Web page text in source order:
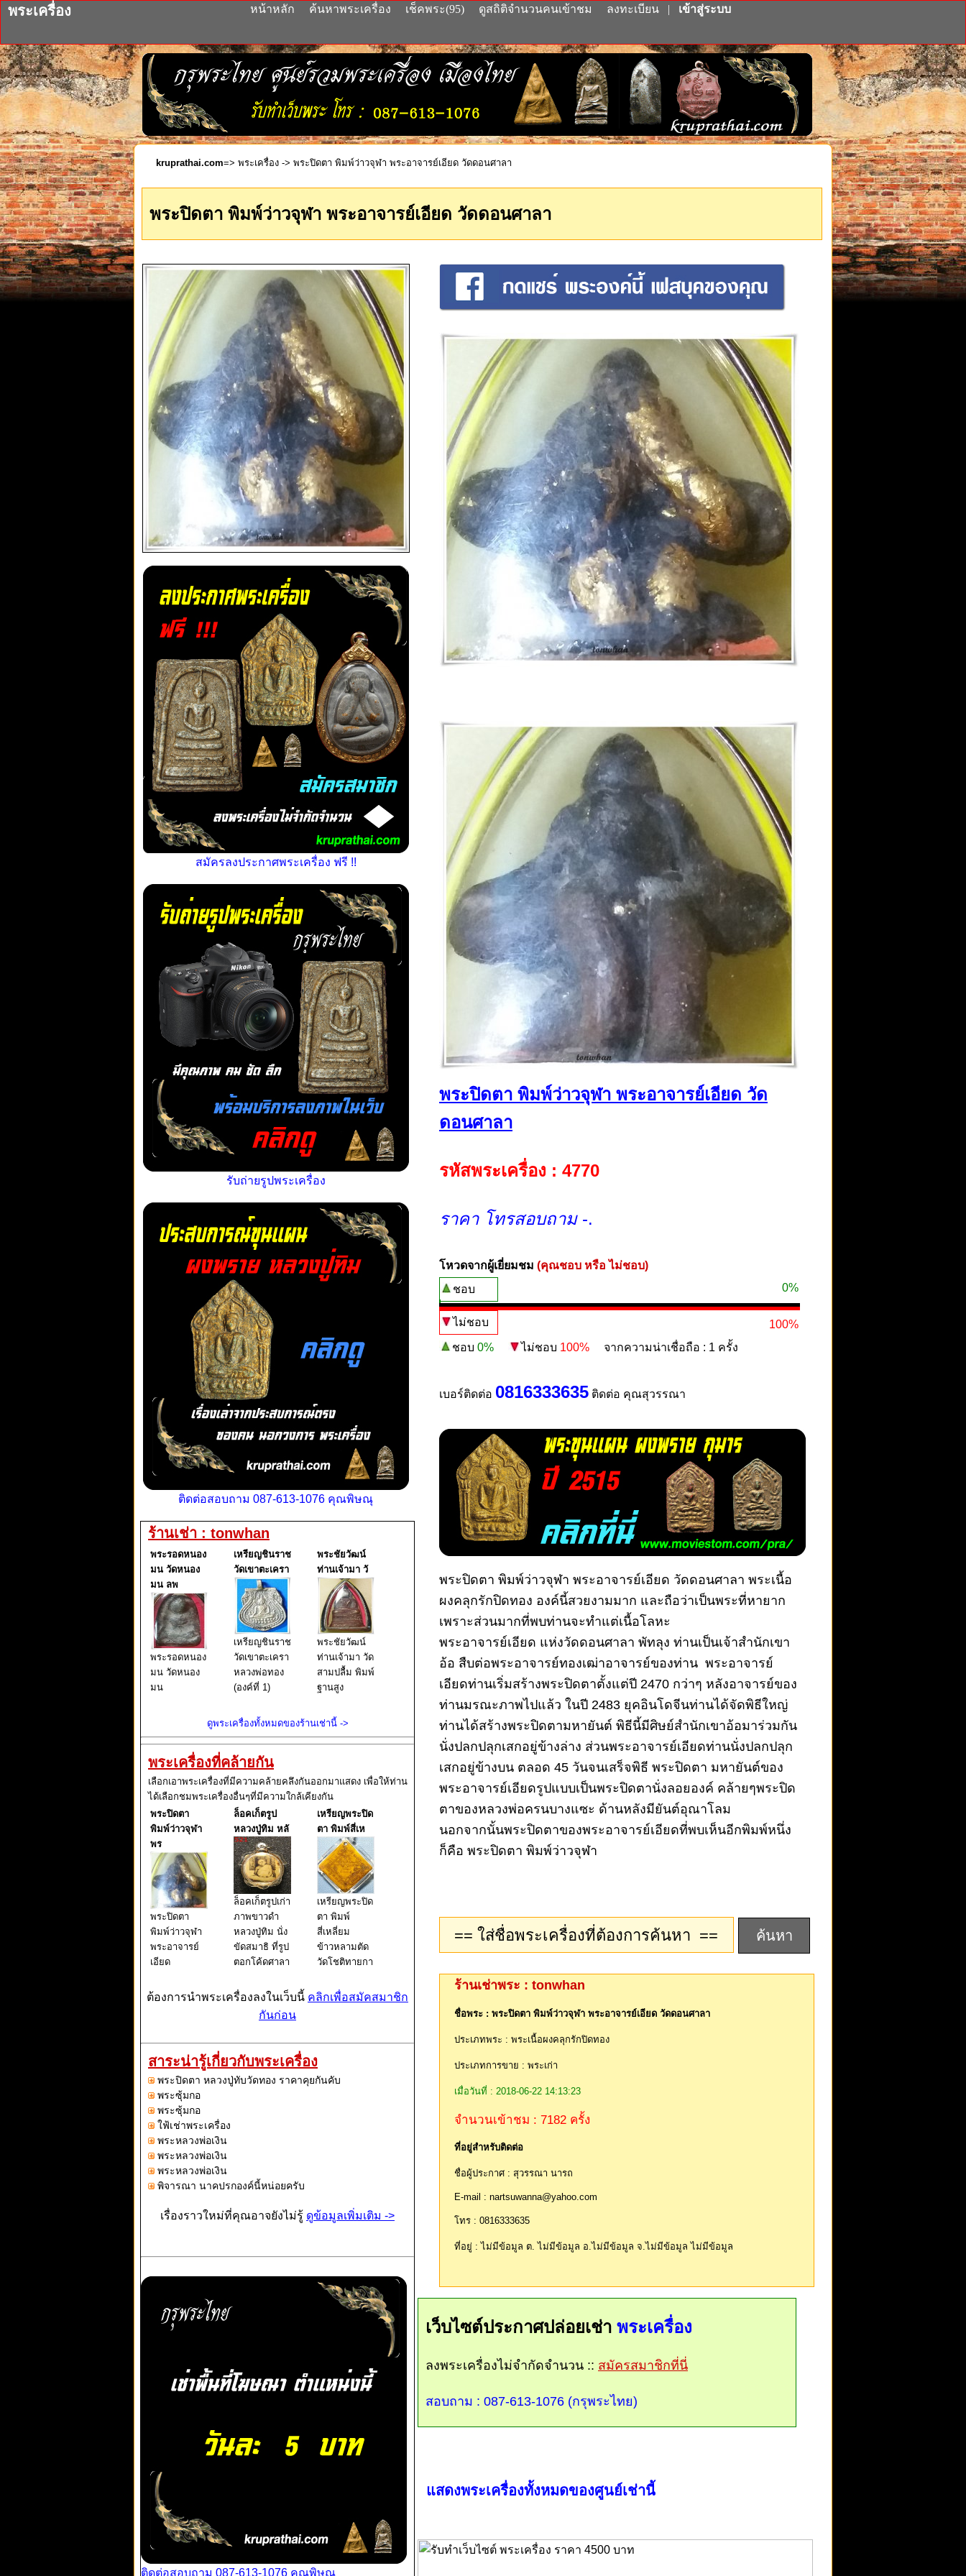
พระเครื่อง หน้าหลัก ค้นหาพระเครื่อง เช็คพระ(95) ดูสถิติจำนวนคนเข้าชม ลงทะเบียน | เข้าสู่ระบบ
kruprathai.com=> พระเครื่อง -> พระปิดตา พิมพ์ว่าวจุฬา พระอาจารย์เอียด วัดดอนศาลา
พระปิดตา พิมพ์ว่าวจุฬา พระอาจารย์เอียด วัดดอนศาลา
สมัครลงประกาศพระเครื่อง ฟรี !!
รับถ่ายรูปพระเครื่อง
ติดต่อสอบถาม 087-613-1076 คุณพิษณุ
ร้านเช่า : tonwhan
พระรอดหนอง
มน วัดหนอง
มน ลพ
พระรอดหนอง
มน วัดหนอง
มน
เหรียญชินราช
วัดเขาตะเครา
เหรียญชินราช
วัดเขาตะเครา
หลวงพ่อทอง
(องค์ที่ 1)
พระชัยวัฒน์
ท่านเจ้ามา วั
พระชัยวัฒน์
ท่านเจ้ามา วัด
สามปลื้ม พิมพ์
ฐานสูง
ดูพระเครื่องทั้งหมดของร้านเช่านี้ ->
พระเครื่องที่คล้ายกัน
เลือกเอาพระเครื่องที่มีความคล้ายคลึงกันออกมาแสดง เพื่อให้ท่าน
ได้เลือกชมพระเครื่องอื่นๆที่มีความใกล้เคียงกัน
พระปิดตา
พิมพ์ว่าวจุฬา
พร
พระปิดตา
พิมพ์ว่าวจุฬา
พระอาจารย์
เอียด
ล็อคเก็ตรูป
หลวงปู่ทิม หลั
ล็อคเก็ตรูปเก่า
ภาพขาวดำ
หลวงปู่ทิม นั่ง
ขัดสมาธิ ที่รูป
ตอกโค้ดศาลา
หารไร่ โดย
ล็อคเก็ตและ
รูปถูกทำให้
เวลานำมา
ห้อยคอหรือ
บูชาก็จะทำ
เหรียญพระปิด
ตา พิมพ์สี่เห
เหรียญพระปิด
ตา พิมพ์
สี่เหลี่ยม
ข้าวหลามตัด
วัดโชติทายกา
ต้องการนำพระเครื่องลงในเว็บนี้ คลิกเพื่อสมัคสมาชิก
กันก่อน
สาระน่ารู้เกี่ยวกับพระเครื่อง
พระปิดตา หลวงปู่ทับวัดทอง ราคาคุยกันคับ
พระซุ้มกอ
พระซุ้มกอ
ใฟ้เช่าพระเครื่อง
พระหลวงพ่อเงิน
พระหลวงพ่อเงิน
พระหลวงพ่อเงิน
พิจารณา นาคปรกองค์นี้หน่อยครับ
เรื่องราวใหม่ที่คุณอาจยังไม่รู้ ดูข้อมูลเพิ่มเติม ->
ติดต่อสอบถาม 087-613-1076 คุณพิษณุ
พระปิดตา พิมพ์ว่าวจุฬา พระอาจารย์เอียด วัด
ดอนศาลา
รหัสพระเครื่อง : 4770
ราคา โทรสอบถาม-.
โหวดจากผู้เยี่ยมชม (คุณชอบ หรือ ไม่ชอบ)
ชอบ
0%
ไม่ชอบ
100%
ชอบ 0% ไม่ชอบ 100% จากความน่าเชื่อถือ : 1 ครั้ง
เบอร์ติดต่อ 0816333635 ติดต่อ คุณสุวรรณา
พระปิดตา พิมพ์ว่าวจุฬา พระอาจารย์เอียด วัดดอนศาลา พระเนื้อ
ผงคลุกรักปิดทอง องค์นี้สวยงามมาก และถือว่าเป็นพระที่หายาก
เพราะส่วนมากที่พบท่านจะทำแต่เนื้อโลหะ
พระอาจารย์เอียด แห่งวัดดอนศาลา พัทลุง ท่านเป็นเจ้าสำนักเขา
อ้อ สืบต่อพระอาจารย์ทองเฒ่าอาจารย์ของท่าน พระอาจารย์
เอียดท่านเริ่มสร้างพระปิดตาตั้งแต่ปี 2470 กว่าๆ หลังอาจารย์ของ
ท่านมรณะภาพไปแล้ว ในปี 2483 ยุคอินโดจีนท่านได้จัดพิธีใหญ่
ท่านได้สร้างพระปิดตามหายันต์ พิธีนี้มีศิษย์สำนักเขาอ้อมาร่วมกัน
นั่งปลกปลุกเสกอยู่ข้างล่าง ส่วนพระอาจารย์เอียดท่านนั่งปลกปลุก
เสกอยู่ข้างบน ตลอด 45 วันจนเสร็จพิธี พระปิดตา มหายันต์ของ
พระอาจารย์เอียดรูปแบบเป็นพระปิดตานั่งลอยองค์ คล้ายๆพระปิด
ตาของหลวงพ่อครนบางแซะ ด้านหลังมียันต์อุณาโลม
นอกจากนั้นพระปิดตาของพระอาจารย์เอียดที่พบเห็นอีกพิมพ์หนึ่ง
ก็คือ พระปิดตา พิมพ์ว่าวจุฬา
ร้านเช่าพระ : tonwhan
ชื่อพระ : พระปิดตา พิมพ์ว่าวจุฬา พระอาจารย์เอียด วัดดอนศาลา
ประเภทพระ : พระเนื้อผงคลุกรักปิดทอง
ประเภทการขาย : พระเก่า
เมื่อวันที่ : 2018-06-22 14:13:23
จำนวนเข้าชม : 7182 ครั้ง
ที่อยู่สำหรับติดต่อ
ชื่อผู้ประกาศ : สุวรรณา นารถ
E-mail : nartsuwanna@yahoo.com
โทร : 0816333635
ที่อยู่ : ไม่มีข้อมูล ต. ไม่มีข้อมูล อ.ไม่มีข้อมูล จ.ไม่มีข้อมูล ไม่มีข้อมูล
เว็บไซต์ประกาศปล่อยเช่า พระเครื่อง
ลงพระเครื่องไม่จำกัดจำนวน :: สมัครสมาชิกที่นี่
สอบถาม : 087-613-1076 (กรุพระไทย)
แสดงพระเครื่องทั้งหมดของศูนย์เช่านี้